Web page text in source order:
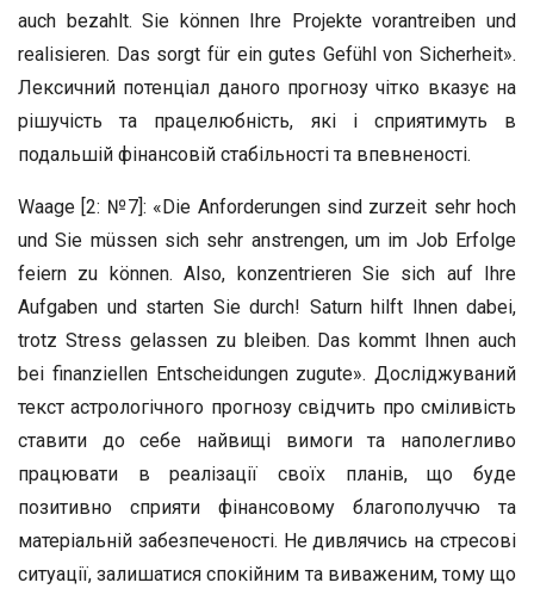
auch bezahlt. Sie können Ihre Projekte vorantreiben und
realisieren. Das sorgt für ein gutes Gefühl von Sicherheit».
Лексичний потенціал даного прогнозу чітко вказує на
рішучість та працелюбність, які і сприятимуть в
подальшій фінансовій стабільності та впевненості.
Waage [2: №7]: «Die Anforderungen sind zurzeit sehr hoch
und Sie müssen sich sehr anstrengen, um im Job Erfolge
feiern zu können. Also, konzentrieren Sie sich auf Ihre
Aufgaben und starten Sie durch! Saturn hilft Ihnen dabei,
trotz Stress gelassen zu bleiben. Das kommt Ihnen auch
bei finanziellen Entscheidungen zugute». Досліджуваний
текст астрологічного прогнозу свідчить про сміливість
ставити до себе найвищі вимоги та наполегливо
працювати в реалізації своїх планів, що буде
позитивно сприяти фінансовому благополуччю та
матеріальній забезпеченості. Не дивлячись на стресові
ситуації, залишатися спокійним та виваженим, тому що